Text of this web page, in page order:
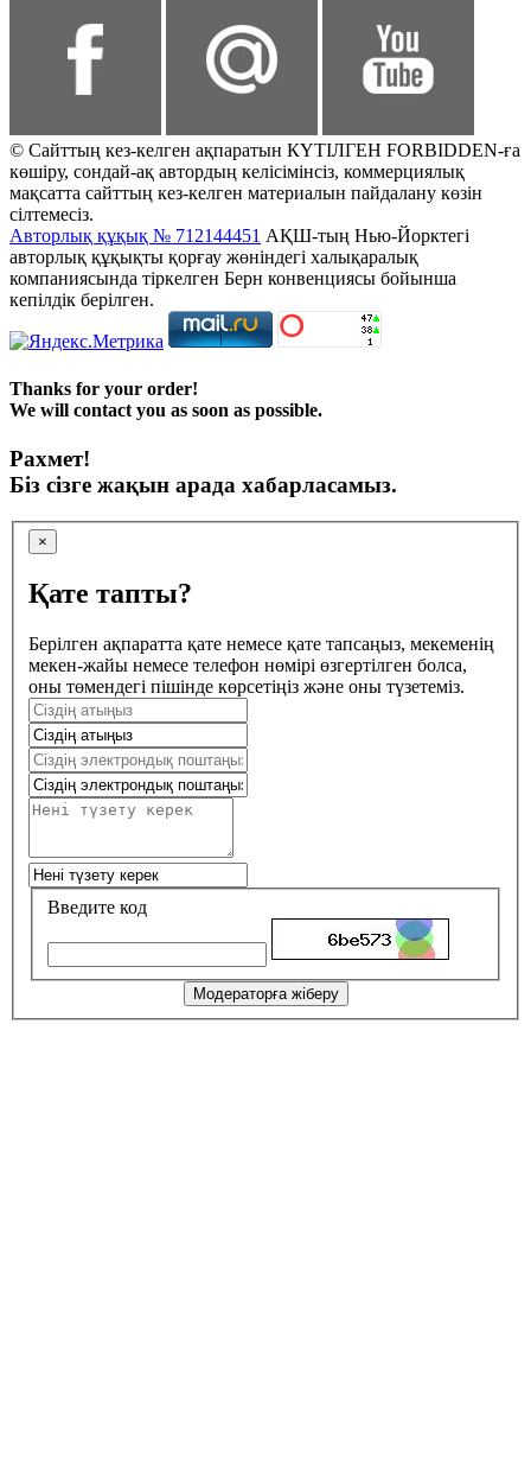
© Сайттың кез-келген ақпаратын КҮТІЛГЕН FORBIDDEN-ға
көшіру, сондай-ақ автордың келісімінсіз, коммерциялық
мақсатта сайттың кез-келген материалын пайдалану көзін
сілтемесіз.
Авторлық құқық № 712144451 АҚШ-тың Нью-Йорктегі
авторлық құқықты қорғау жөніндегі халықаралық
компаниясында тіркелген Берн конвенциясы бойынша
кепілдік берілген.
Thanks for your order!
We will contact you as soon as possible.
Рахмет!
Біз сізге жақын арада хабарласамыз.
×
Қате тапты?
Берілген ақпаратта қате немесе қате тапсаңыз, мекеменің
мекен-жайы немесе телефон нөмірі өзгертілген болса,
оны төмендегі пішінде көрсетіңіз және оны түзетеміз.
Введите код
Модераторға жіберу